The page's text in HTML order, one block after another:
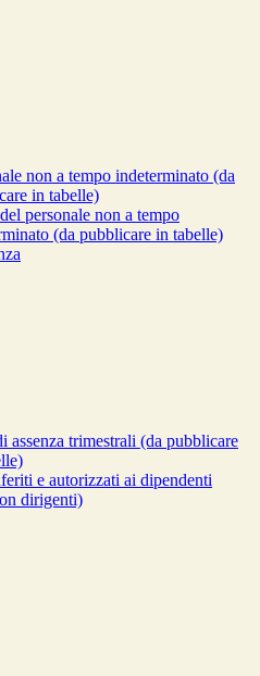
non a tempo indeterminato (da
in tabelle)
personale non a tempo
(da pubblicare in tabelle)
assenza trimestrali (da pubblicare
e autorizzati ai dipendenti
dirigenti)